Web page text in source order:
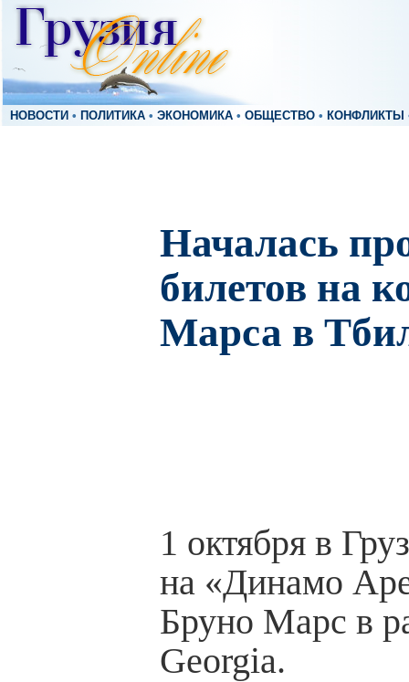
НОВОСТИ • ПОЛИТИКА • ЭКОНОМИКА • ОБЩЕСТВО • КОНФЛИКТЫ
Началась
билетов на
Марса в
1 октября в
на «Динамо
Бруно Марс в
Georgia.